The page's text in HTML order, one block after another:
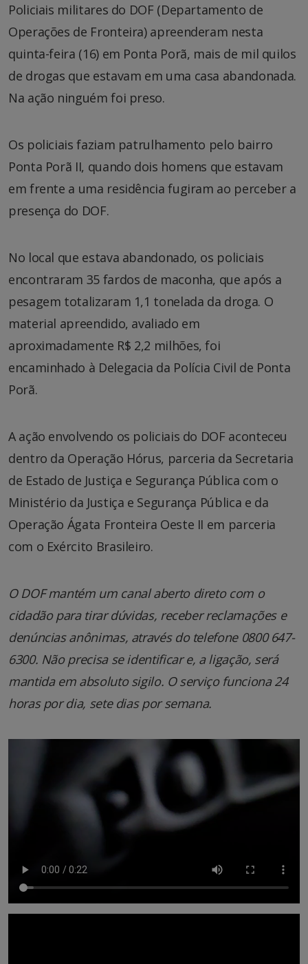
Policiais militares do DOF (Departamento de
Operações de Fronteira) apreenderam nesta
quinta-feira (16) em Ponta Porã, mais de mil quilos
de drogas que estavam em uma casa abandonada.
Na ação ninguém foi preso.
Os policiais faziam patrulhamento pelo bairro
Ponta Porã II, quando dois homens que estavam
em frente a uma residência fugiram ao perceber a
presença do DOF.
No local que estava abandonado, os policiais
encontraram 35 fardos de maconha, que após a
pesagem totalizaram 1,1 tonelada da droga. O
material apreendido, avaliado em
aproximadamente R$ 2,2 milhões, foi
encaminhado à Delegacia da Polícia Civil de Ponta
Porã.
A ação envolvendo os policiais do DOF aconteceu
dentro da Operação Hórus, parceria da Secretaria
de Estado de Justiça e Segurança Pública com o
Ministério da Justiça e Segurança Pública e da
Operação Ágata Fronteira Oeste II em parceria
com o Exército Brasileiro.
O DOF mantém um canal aberto direto com o
cidadão para tirar dúvidas, receber reclamações e
denúncias anônimas, através do telefone 0800 647-
6300. Não precisa se identificar e, a ligação, será
mantida em absoluto sigilo. O serviço funciona 24
horas por dia, sete dias por semana.